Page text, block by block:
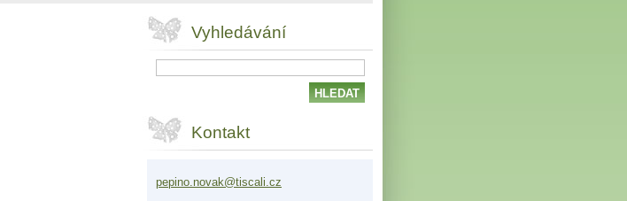
Vyhledávání
Kontakt
pepino.novak@tiscali.cz